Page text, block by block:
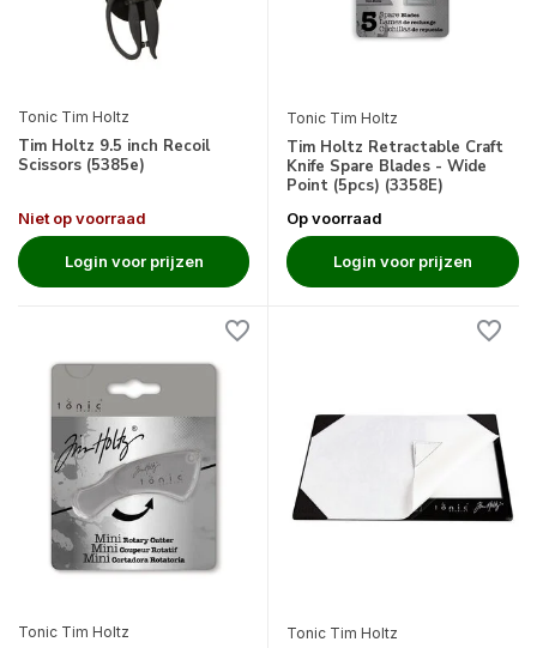
Tonic Tim Holtz
Tim Holtz 9.5 inch Recoil
Scissors (5385e)
Niet op voorraad
Login voor prijzen
Tonic Tim Holtz
Tim Holtz Retractable Craft
Knife Spare Blades - Wide
Point (5pcs) (3358E)
Op voorraad
Login voor prijzen
Tonic Tim Holtz Tonic Tim Holtz